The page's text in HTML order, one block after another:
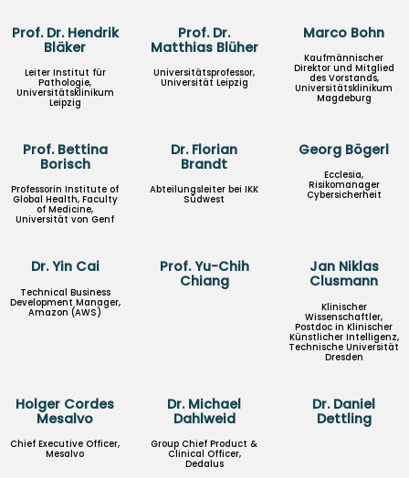
Prof. Dr. Hendrik
Bläker
Leiter Institut für
Pathologie,
Universitätsklinikum
Leipzig
Prof. Dr.
Matthias Blüher
Universitätsprofessor,
Universität Leipzig
Marco Bohn
Kaufmännischer
Direktor und Mitglied
des Vorstands,
Universitätsklinikum
Magdeburg
Prof. Bettina
Borisch
Professorin Institute of
Global Health, Faculty
of Medicine,
Universität von Genf
Dr. Florian
Brandt
Abteilungsleiter bei IKK
Südwest
Georg Bögerl
Ecclesia,
Risikomanager
Cybersicherheit
Dr. Yin Cai
Technical Business
Development Manager,
Amazon (AWS)
Prof. Yu-Chih
Chiang
Jan Niklas
Clusmann
Klinischer
Wissenschaftler,
Postdoc in Klinischer
Künstlicher Intelligenz,
Technische Universität
Dresden
Holger Cordes
Mesalvo
Chief Executive Officer,
Mesalvo
Dr. Michael
Dahlweid
Group Chief Product &
Clinical Officer,
Dedalus
Dr. Daniel
Dettling